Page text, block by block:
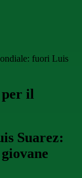
fuori Luis
il
Suarez: